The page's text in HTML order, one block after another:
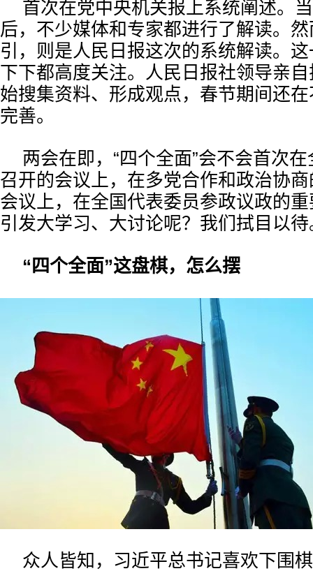
首次在党中央机关报上系统阐述。
后，不少媒体和专家都进行了解读。
引，则是人民日报这次的系统解读。
下下都高度关注。人民日报社领导亲
始搜集资料、形成观点，春节期间还
完善。
两会在即，“四个全面”会不会首次
召开的会议上，在多党合作和政治协
会议上，在全国代表委员参政议政的
引发大学习、大讨论呢？我们拭目以待
“四个全面”这盘棋，怎么摆
众人皆知，习近平总书记喜欢下围